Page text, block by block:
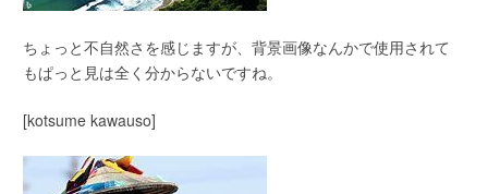
ちょっと不自然さを感じますが、背景画像なんかで使用されて
もぱっと見は全く分からないですね。
[kotsume kawauso]